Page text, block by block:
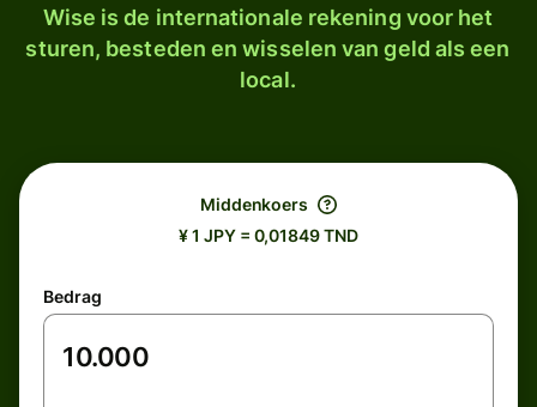
Wise is de internationale rekening voor het
sturen, besteden en wisselen van geld als een
local.
Middenkoers
¥ 1 JPY = 0,01849 TND
Bedrag